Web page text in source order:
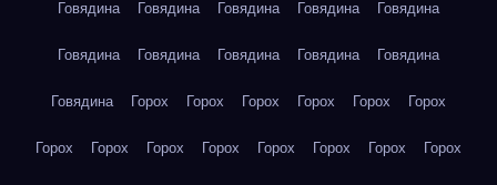
Говядина Говядина Говядина Говядина Говядина
Говядина Говядина Говядина Говядина Говядина
Говядина Горох Горох Горох Горох Горох Горох
Горох Горох Горох Горох Горох Горох Горох Горох